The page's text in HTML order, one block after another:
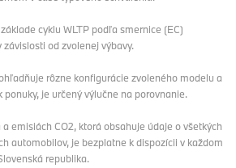
cyklu WLTP podľa smernice (EC)
závislosti od zvolenej výbavy.
rôzne konfigurácie zvoleného modelu a
je určený výlučne na porovnanie.
emisiách CO2, ktorá obsahuje údaje o všetkých
automobilov, je bezplatne k dispozícii v každom
republika.